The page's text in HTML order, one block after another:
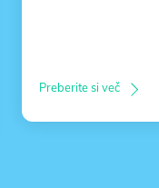
Preberite si več